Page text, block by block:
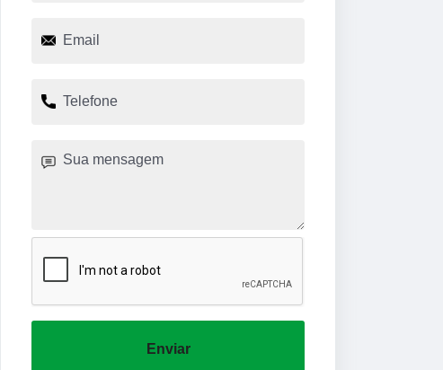
Enviar